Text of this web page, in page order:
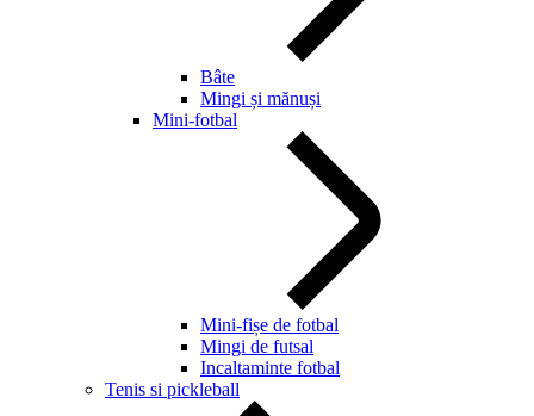
Bâte
Mingi și mănuși
Mini-fotbal
Mini-fișe de fotbal
Mingi de futsal
Incaltaminte fotbal
Tenis si pickleball